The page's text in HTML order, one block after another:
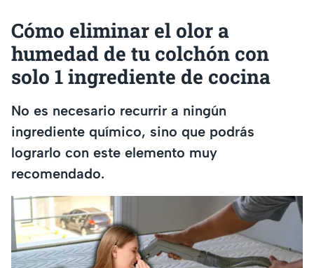
Cómo eliminar el olor a
humedad de tu colchón con
solo 1 ingrediente de cocina
No es necesario recurrir a ningún
ingrediente químico, sino que podrás
lograrlo con este elemento muy
recomendado.